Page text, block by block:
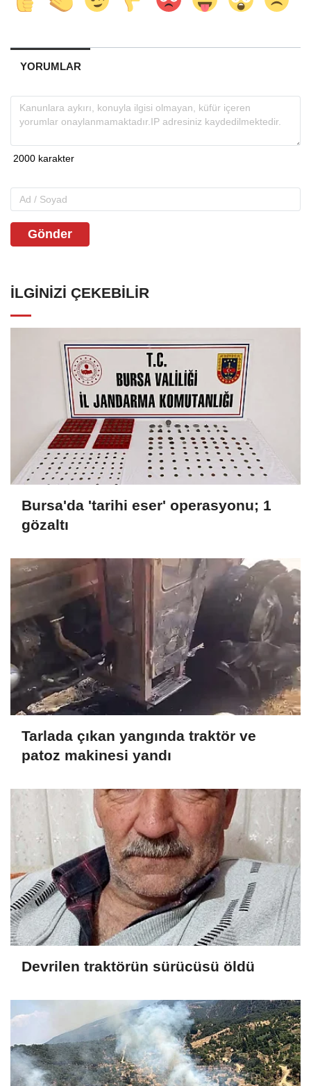
YORUMLAR
Gönder
İLGINIZI ÇEKEBILIR
Bursa'da 'tarihi eser' operasyonu; 1
gözaltı
Tarlada çıkan yangında traktör ve
patoz makinesi yandı
Devrilen traktörün sürücüsü öldü